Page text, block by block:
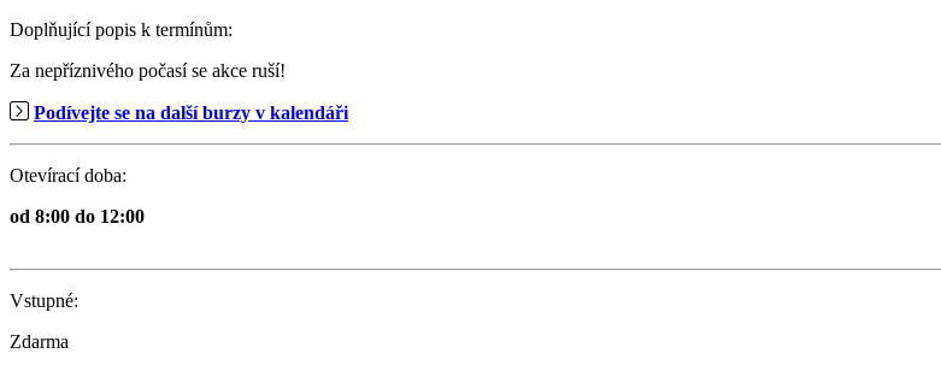
Doplňující popis k termínům:
Za nepříznivého počasí se akce ruší!
Podívejte se na další burzy v kalendáři
Otevírací doba:
od 8:00 do 12:00
Vstupné:
Zdarma